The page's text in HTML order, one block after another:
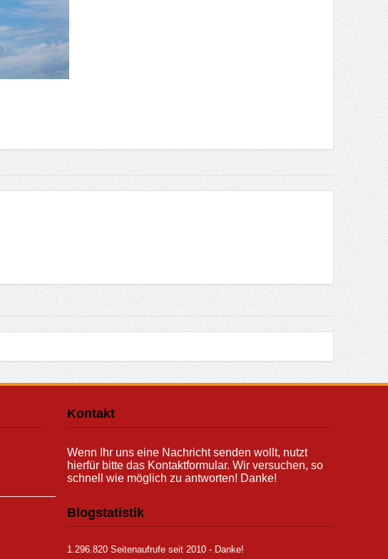
Kontakt
Wenn Ihr uns eine Nachricht senden wollt, nutzt
hierfür bitte das Kontaktformular. Wir versuchen, so
schnell wie möglich zu antworten! Danke!
Blogstatistik
1.296.820 Seitenaufrufe seit 2010 - Danke!